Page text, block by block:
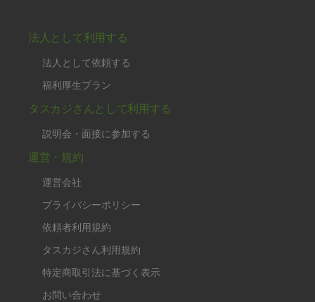
法人として利用する
法人として依頼する
福利厚生プラン
タスカジさんとして利用する
説明会・面接に参加する
運営・規約
運営会社
プライバシーポリシー
依頼者利用規約
タスカジさん利用規約
特定商取引法に基づく表示
お問い合わせ